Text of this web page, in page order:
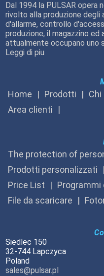
Dal 1994 la PULSAR opera
rivolto alla produzione degli
d'allarme, controllo
produzione, il magazzino
attualmente occupano uno
Leggi di piu
Home Prodotti
Area clienti
The protection of
Prodotti personalizzati
Price List
Programmi
File da scaricare
Siedlec 150
32-744 Lapczyca
Poland
sales@pulsar.pl